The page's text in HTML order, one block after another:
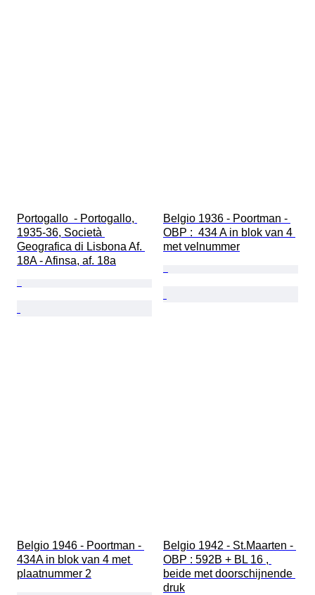
Portogallo  - Portogallo,
1935-36, Società
Geografica di Lisbona Af.
18A - Afinsa, af. 18a
Belgio 1936 - Poortman -
OBP :  434 A in blok van 4
met velnummer
Belgio 1946 - Poortman -
434A in blok van 4 met
plaatnummer 2
Belgio 1942 - St.Maarten -
OBP : 592B + BL 16 ,
beide met doorschijnende
druk